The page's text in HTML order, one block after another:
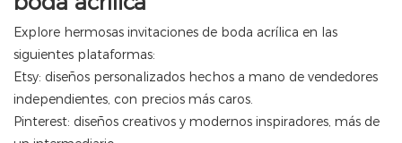
Explore hermosas invitaciones de boda acrílica en las
siguientes plataformas:
Etsy: diseños personalizados hechos a mano de vendedores
independientes, con precios más caros.
Pinterest: diseños creativos y modernos inspiradores, más de